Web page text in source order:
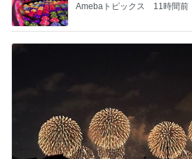
Amebaトピックス 11時間前